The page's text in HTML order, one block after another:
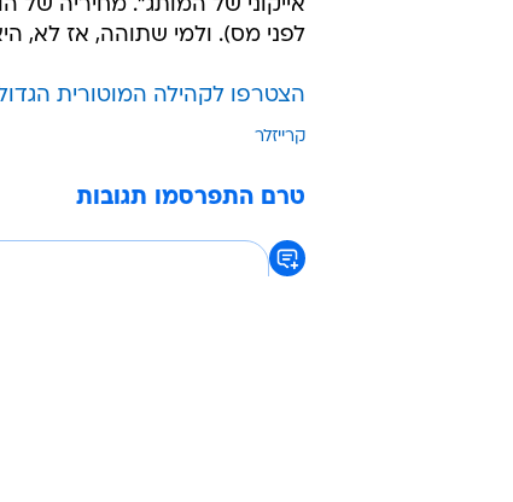
לפני מס). ולמי שתוהה, אז לא, היא
הצטרפו לקהילה המוטורית
קרייזלר
טרם התפרסמו תגובות